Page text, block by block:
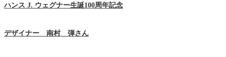
ハンス J. ウェグナー生誕100周年記念
デザイナー 南村 弾さん